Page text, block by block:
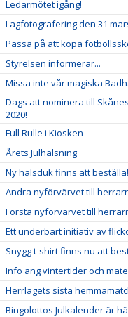
Ledarmötet igång!
Lagfotografering den 31
Passa på att köpa
Styrelsen informerar...
Missa inte vår magiska
Dags att nominera till
2020!
Full Rulle i Kiosken
Årets Julhälsning
Ny halsduk finns att beställa!
Andra nyförvärvet till
Första nyförvärvet till
Ett underbart initiativ av
Snygg t-shirt finns nu att
Info ang vintertider och
Herrlagets sista
Bingolottos Julkalender är